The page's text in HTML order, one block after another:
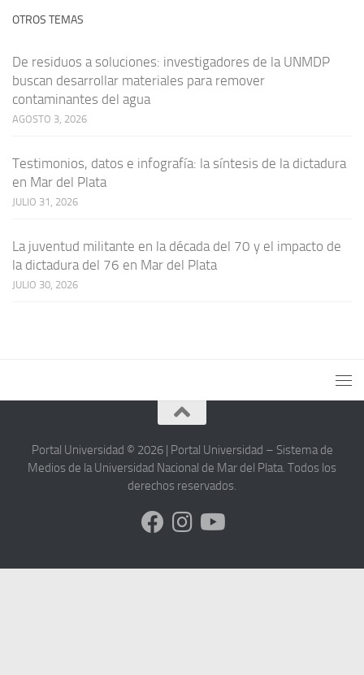
OTROS TEMAS
De residuos a soluciones: investigadores de la UNMDP
buscan desarrollar materiales para remover
contaminantes del agua
AGOSTO 3, 2026
Testimonios, datos e infografía: la síntesis de la dictadura
en Mar del Plata
JULIO 31, 2026
La juventud militante en la década del 70 y el impacto de
la dictadura del 76 en Mar del Plata
JULIO 30, 2026
Portal Universidad © 2026 | Portal Universidad – Sistema de
Medios de la Universidad Nacional de Mar del Plata. Todos los
derechos reservados.